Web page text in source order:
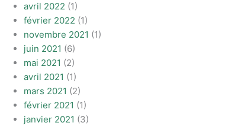
avril 2022 (1)
février 2022 (1)
novembre 2021 (1)
juin 2021 (6)
mai 2021 (2)
avril 2021 (1)
mars 2021 (2)
février 2021 (1)
janvier 2021 (3)